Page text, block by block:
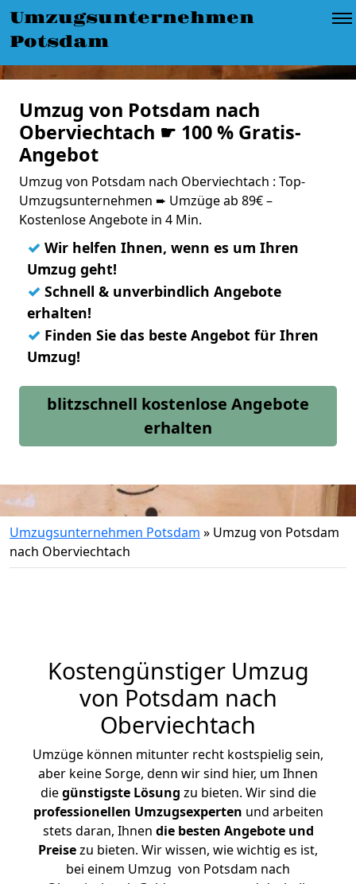
Umzugsunternehmen
Potsdam
Umzug von Potsdam nach
Oberviechtach ☛ 100 % Gratis-
Angebot
Umzug von Potsdam nach Oberviechtach : Top-
Umzugsunternehmen ➨ Umzüge ab 89€ –
Kostenlose Angebote in 4 Min.
✓ Wir helfen Ihnen, wenn es um Ihren
Umzug geht!
✓ Schnell & unverbindlich Angebote
erhalten!
✓ Finden Sie das beste Angebot für Ihren
Umzug!
blitzschnell kostenlose Angebote
erhalten
Umzugsunternehmen Potsdam » Umzug von Potsdam
nach Oberviechtach
Kostengünstiger Umzug
von Potsdam nach
Oberviechtach
Umzüge können mitunter recht kostspielig sein,
aber keine Sorge, denn wir sind hier, um Ihnen
diegünstigste Lösung zu bieten. Wir sind die
professionellen Umzugsexperten und arbeiten
stets daran, Ihnen die besten Angebote und
Preisezu bieten. Wir wissen, wie wichtig es ist,
bei einem Umzug von Potsdam nach